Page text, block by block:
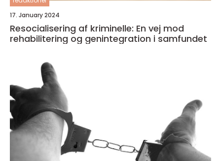
17. January 2024
Resocialisering af kriminelle: En vej mod
rehabilitering og genintegration i samfundet